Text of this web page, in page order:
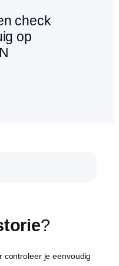
check
op
?
controleer je eenvoudig